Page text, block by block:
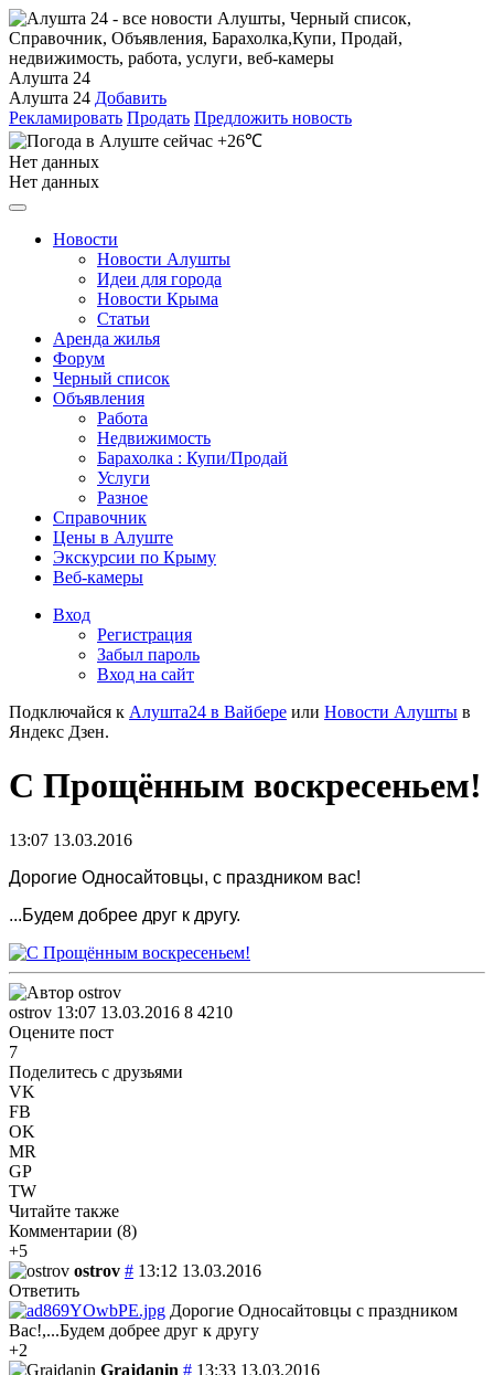
Алушта 24
Алушта 24 Добавить
Рекламировать Продать Предложить новость
+26℃
Нет данных
Нет данных
Новости
Новости Алушты
Идеи для города
Новости Крыма
Статьи
Аренда жилья
Форум
Черный список
Объявления
Работа
Недвижимость
Барахолка : Купи/Продай
Услуги
Разное
Справочник
Цены в Алуште
Экскурсии по Крыму
Веб-камеры
Вход
Регистрация
Забыл пароль
Вход на сайт
Подключайся к Алушта24 в Вайбере или Новости Алушты в
Яндекс Дзен.
С Прощённым воскресеньем!
13:07 13.03.2016
Дорогие Односайтовцы, с праздником вас!
...Будем добрее друг к другу.
ostrov 13:07 13.03.2016 8 4210
Оцените пост
7
Поделитесь с друзьями
VK
FB
OK
MR
GP
TW
Читайте также
Комментарии (8)
+5
ostrov # 13:12 13.03.2016
Ответить
Дорогие Односайтовцы с праздником
Вас!,...Будем добрее друг к другу
+2
Grajdanin # 13:33 13.03.2016